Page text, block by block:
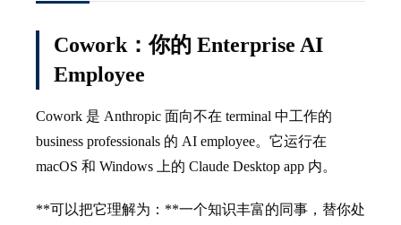
Cowork：你的 Enterprise AI
Employee
Cowork 是 Anthropic 面向不在 terminal 中工作的
business professionals 的 AI employee。它运行在
macOS 和 Windows 上的 Claude Desktop app 内。
**可以把它理解为：**一个知识丰富的同事，替你处